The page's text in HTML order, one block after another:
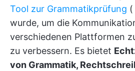
Tool zur Grammatikprüfung (
wurde, um die
verschiedenen Plattformen
zu verbessern. Es bietet
von Grammatik,